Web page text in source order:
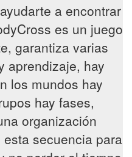
a encontrar
es un juego
garantiza varias
aprendizaje, hay
los mundos hay
hay fases,
organización
secuencia para